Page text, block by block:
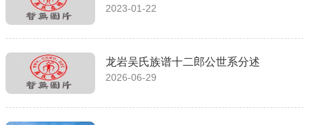
2023-01-22
龙岩吴氏族谱十二郎公世系分述
2026-06-29